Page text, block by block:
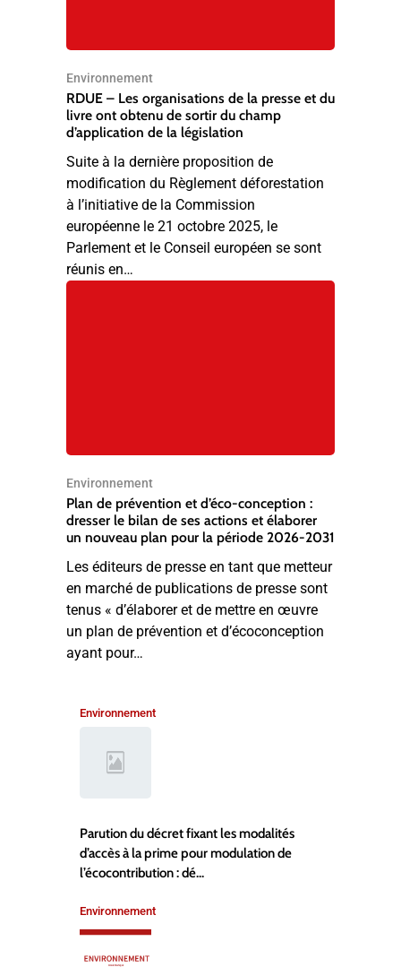
Environnement
RDUE – Les organisations de la presse et du
livre ont obtenu de sortir du champ
d’application de la législation
Suite à la dernière proposition de
modification du Règlement déforestation
à l’initiative de la Commission
européenne le 21 octobre 2025, le
Parlement et le Conseil européen se sont
réunis en…
Environnement
Plan de prévention et d’éco-conception :
dresser le bilan de ses actions et élaborer
un nouveau plan pour la période 2026-2031
Les éditeurs de presse en tant que metteur
en marché de publications de presse sont
tenus « d’élaborer et de mettre en œuvre
un plan de prévention et d’écoconception
ayant pour…
Parution du décret fixant les modalités
d’accès à la prime pour modulation de
l’écocontribution : dé...
Environnement
Environnement